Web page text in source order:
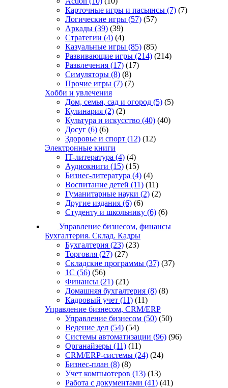
Карточные игры и пасьянсы (7) (7)
Логические игры (57) (57)
Аркады (39) (39)
Стратегии (4) (4)
Казуальные игры (85) (85)
Развивающие игры (214) (214)
Развлечения (17) (17)
Симуляторы (8) (8)
Прочие игры (7) (7)
Хобби и увлечения
Дом, семья, сад и огород (5) (5)
Кулинария (2) (2)
Культура и искусство (40) (40)
Досуг (6) (6)
Здоровье и спорт (12) (12)
Электронные книги
IT-литература (4) (4)
Аудиокниги (15) (15)
Бизнес-литература (4) (4)
Воспитание детей (11) (11)
Гуманитарные науки (2) (2)
Другие издания (6) (6)
Студенту и школьнику (6) (6)
Управление бизнесом, финансы
Бухгалтерия. Склад. Кадры
Бухгалтерия (23) (23)
Торговля (27) (27)
Складские программы (37) (37)
1С (56) (56)
Финансы (21) (21)
Домашняя бухгалтерия (8) (8)
Кадровый учет (11) (11)
Управление бизнесом, CRM/ERP
Управление бизнесом (50) (50)
Ведение дел (54) (54)
Системы автоматизации (96) (96)
Органайзеры (11) (11)
CRM/ERP-системы (24) (24)
Бизнес-план (8) (8)
Учет компьютеров (13) (13)
Работа с документами (41) (41)